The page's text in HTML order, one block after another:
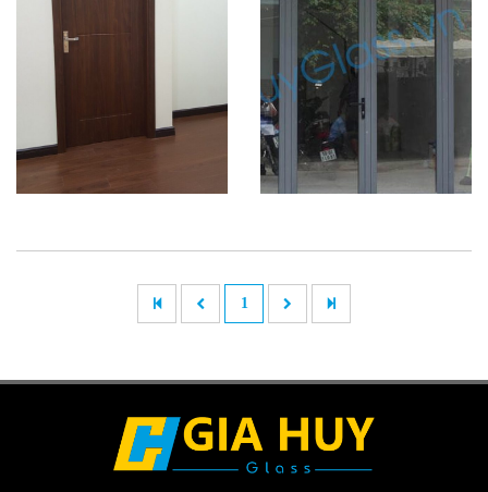
Composite
cửa nhôm
1